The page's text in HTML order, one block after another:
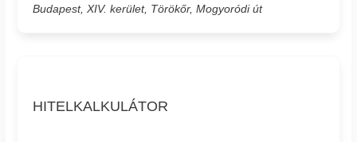
Budapest, XIV. kerület, Törökőr, Mogyoródi út
HITELKALKULÁTOR